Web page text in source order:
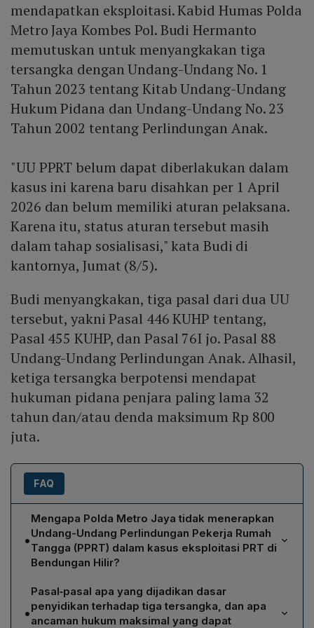
mendapatkan eksploitasi. Kabid Humas Polda
Metro Jaya Kombes Pol. Budi Hermanto
memutuskan untuk menyangkakan tiga
tersangka dengan Undang-Undang No. 1
Tahun 2023 tentang Kitab Undang-Undang
Hukum Pidana dan Undang-Undang No. 23
Tahun 2002 tentang Perlindungan Anak.
"UU PPRT belum dapat diberlakukan dalam
kasus ini karena baru disahkan per 1 April
2026 dan belum memiliki aturan pelaksana.
Karena itu, status aturan tersebut masih
dalam tahap sosialisasi," kata Budi di
kantornya, Jumat (8/5).
Budi menyangkakan, tiga pasal dari dua UU
tersebut, yakni Pasal 446 KUHP tentang,
Pasal 455 KUHP, dan Pasal 76I jo. Pasal 88
Undang-Undang Perlindungan Anak. Alhasil,
ketiga tersangka berpotensi mendapat
hukuman pidana penjara paling lama 32
tahun dan/atau denda maksimum Rp 800
juta.
FAQ
•
Mengapa Polda Metro Jaya tidak menerapkan
Undang-Undang Perlindungan Pekerja Rumah
Tangga (PPRT) dalam kasus eksploitasi PRT di
Bendungan Hilir?
Kombes Pol. Budi Hermanto menjelaskan bahwa UU
PPRT baru disahkan per 1 April 2026 dan belum
memiliki peraturan pelaksana, sehingga masih dalam
•
Pasal‑pasal apa yang dijadikan dasar
penyidikan terhadap tiga tersangka, dan apa
ancaman hukum maksimal yang dapat